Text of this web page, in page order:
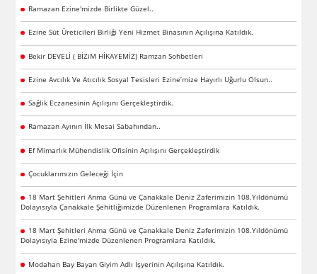
Ramazan Ezine'mizde Birlikte Güzel..
Ezine Süt Üreticileri Birliği Yeni Hizmet Binasının Açılışına Katıldık.
Bekir DEVELİ ( BİZiM HİKAYEMİZ) Ramzan Sohbetleri
Ezine Avcılık Ve Atıcılık Sosyal Tesisleri Ezine’mize Hayırlı Uğurlu Olsun..
Sağlık Eczanesinin Açılışını Gerçekleştirdik.
Ramazan Ayının İlk Mesai Sabahından..
Ef Mimarlık Mühendislik Ofisinin Açılışını Gerçekleştirdik
Çocuklarımızın Geleceği İçin
18 Mart Şehitleri Anma Günü ve Çanakkale Deniz Zaferimizin 108.Yıldönümü
Dolayısıyla Çanakkale Şehitliğimizde Düzenlenen Programlara Katıldık.
18 Mart Şehitleri Anma Günü ve Çanakkale Deniz Zaferimizin 108.Yıldönümü
Dolayısıyla Ezine'mizde Düzenlenen Programlara Katıldık.
Modahan Bay Bayan Giyim Adlı İşyerinin Açılışına Katıldık.